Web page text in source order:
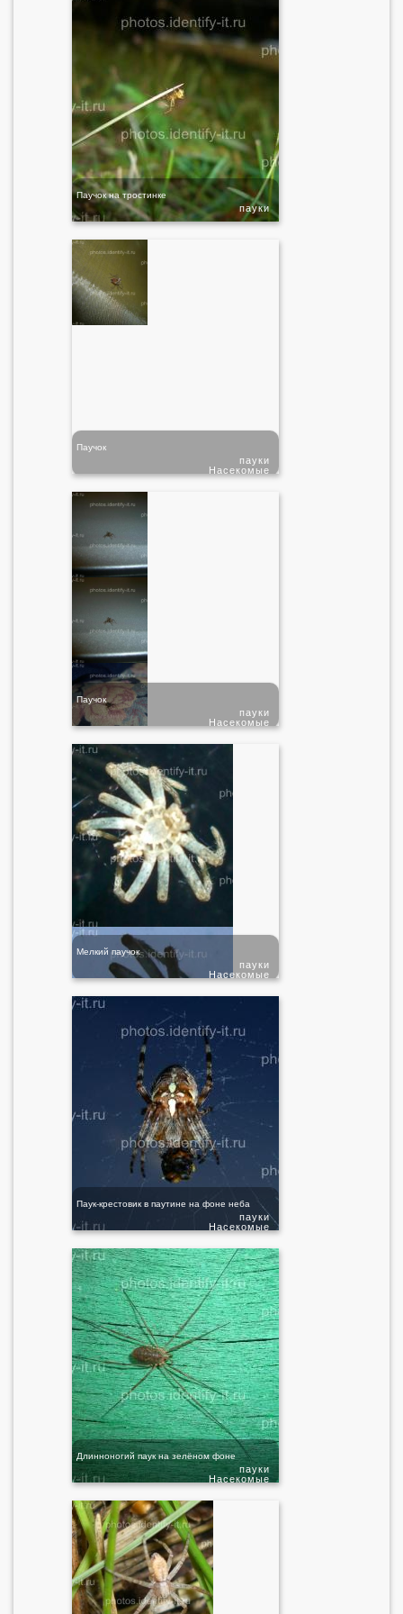
Паучок на тростинке
пауки
Паучок
Насекомые
пауки
Паучок
Насекомые
пауки
Мелкий паучок
Насекомые
пауки
Паук-крестовик в паутине на фоне неба
Насекомые
пауки
Длинноногий паук на зелёном фоне
Насекомые
пауки